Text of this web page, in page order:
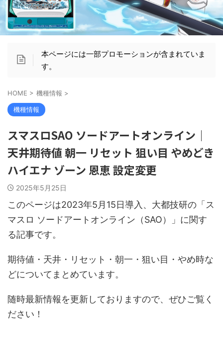
本ページには一部プロモーションが含まれていま
す。
HOME > 機種情報 >
機種情報
スマスロSAO ソードアートオンライン｜
天井期待値 朝一 リセット 狙い目 やめどき
ハイエナ ゾーン 恩恵 設定変更
2025年5月25日
このページは2023年5月15日導入、大都技研の「ス
マスロ ソードアートオンライン（SAO）」に関す
る記事です。
期待値・天井・リセット・朝一・狙い目・やめ時な
どについてまとめています。
随時最新情報を更新しておりますので、ぜひご覧く
ださい！